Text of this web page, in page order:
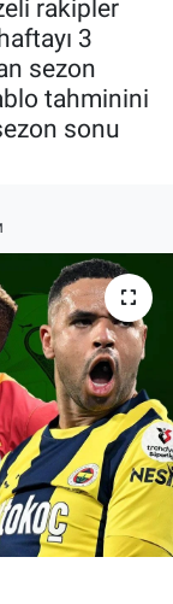
rakipler
3
sezon
tahminini
sonu